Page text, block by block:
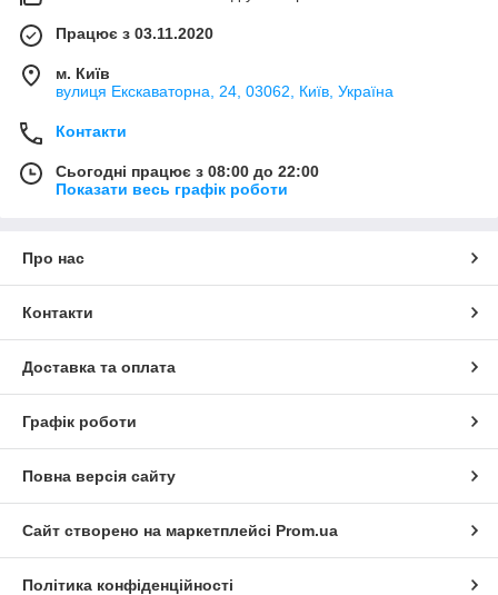
Працює з 03.11.2020
м. Київ
вулиця Екскаваторна, 24, 03062, Київ, Україна
Контакти
Сьогодні працює з 08:00 до 22:00
Показати весь графік роботи
Про нас
Контакти
Доставка та оплата
Графік роботи
Повна версія сайту
Сайт створено на маркетплейсі Prom.ua
Політика конфіденційності